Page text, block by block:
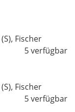
Fischer
5 verfügbar
Fischer
5 verfügbar